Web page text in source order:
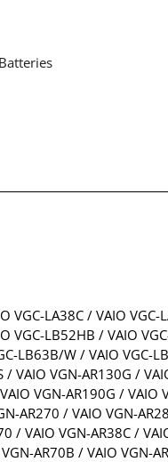
VGC-LA38C / VAIO
VGC-LB52HB / VAIO
LB63B/W / VAIO VGC-
VAIO VGN-AR130G /
VGN-AR190G / VAIO
AR270 / VAIO VGN-
/ VAIO VGN-AR38C /
AR70B / VAIO VGN-